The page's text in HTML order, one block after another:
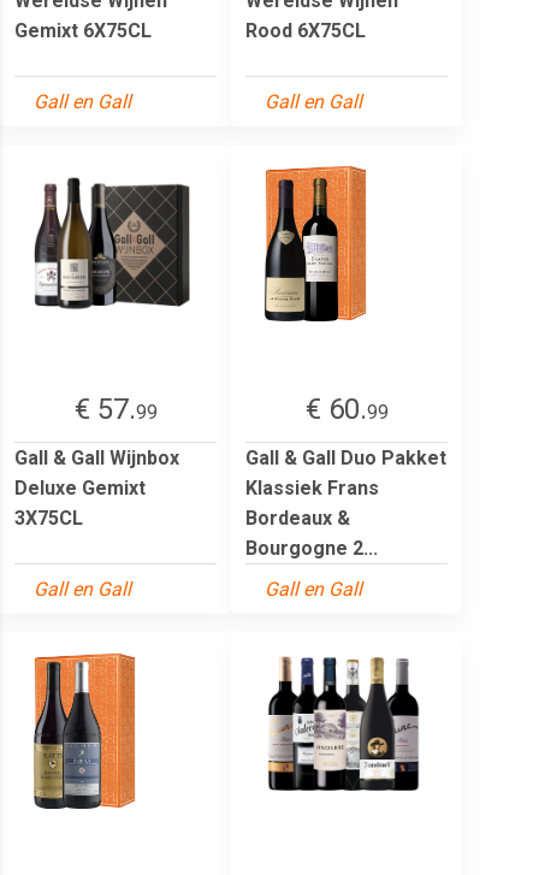
Gemixt 6X75CL
Gall en Gall
Rood 6X75CL
Gall en Gall
€ 57.99
Gall & Gall Wijnbox
Deluxe Gemixt
3X75CL
Gall en Gall
€ 60.99
Gall & Gall Duo Pakket
Klassiek Frans
Bordeaux &
Bourgogne 2...
Gall en Gall